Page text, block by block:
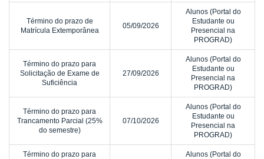
Término do prazo de
Matrícula Extemporânea
05/09/2026
Alunos (Portal do
Estudante ou
Presencial na
PROGRAD)
Término do prazo para
Solicitação de Exame de
Suficiência
27/09/2026
Alunos (Portal do
Estudante ou
Presencial na
PROGRAD)
Término do prazo para
Trancamento Parcial (25%
do semestre)
07/10/2026
Alunos (Portal do
Estudante ou
Presencial na
PROGRAD)
Término do prazo para
Alunos (Portal do